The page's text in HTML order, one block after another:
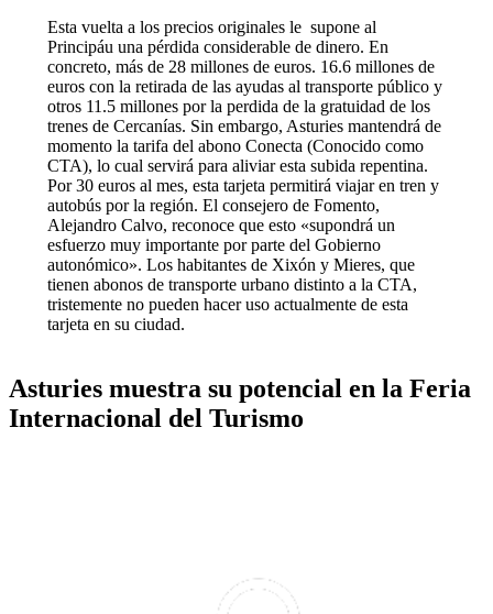
Esta vuelta a los precios originales le supone al
Principáu una pérdida considerable de dinero. En
concreto, más de 28 millones de euros. 16.6 millones de
euros con la retirada de las ayudas al transporte público y
otros 11.5 millones por la perdida de la gratuidad de los
trenes de Cercanías. Sin embargo, Asturies mantendrá de
momento la tarifa del abono Conecta (Conocido como
CTA), lo cual servirá para aliviar esta subida repentina.
Por 30 euros al mes, esta tarjeta permitirá viajar en tren y
autobús por la región. El consejero de Fomento,
Alejandro Calvo, reconoce que esto «supondrá un
esfuerzo muy importante por parte del Gobierno
autonómico». Los habitantes de Xixón y Mieres, que
tienen abonos de transporte urbano distinto a la CTA,
tristemente no pueden hacer uso actualmente de esta
tarjeta en su ciudad.
Asturies muestra su potencial en la Feria
Internacional del Turismo